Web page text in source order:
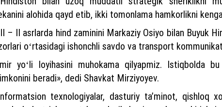
alohida qayd etib, ikki tomonlama hamkorlikni
– II asrlarda hind zaminini Markaziy Osiyo bilan Buyuk
oʻrtasidagi ishonchli savdo va transport
yoʻli loyihasini muhokama qilyapmiz. Istiqbolda
beradi», dedi Shavkat Mirziyoyev.
texnologiyalar, dasturiy taʼminot, qishloq